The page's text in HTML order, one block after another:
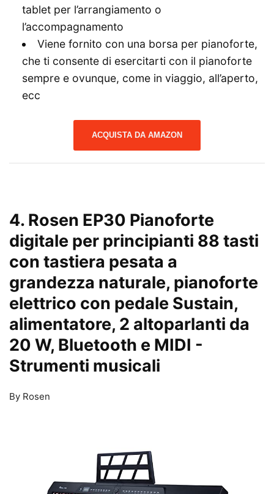
tablet per l’arrangiamento o
l’accompagnamento
Viene fornito con una borsa per pianoforte,
che ti consente di esercitarti con il pianoforte
sempre e ovunque, come in viaggio, all’aperto,
ecc
ACQUISTA DA AMAZON
4. Rosen EP30 Pianoforte
digitale per principianti 88 tasti
con tastiera pesata a
grandezza naturale, pianoforte
elettrico con pedale Sustain,
alimentatore, 2 altoparlanti da
20 W, Bluetooth e MIDI -
Strumenti musicali
By Rosen